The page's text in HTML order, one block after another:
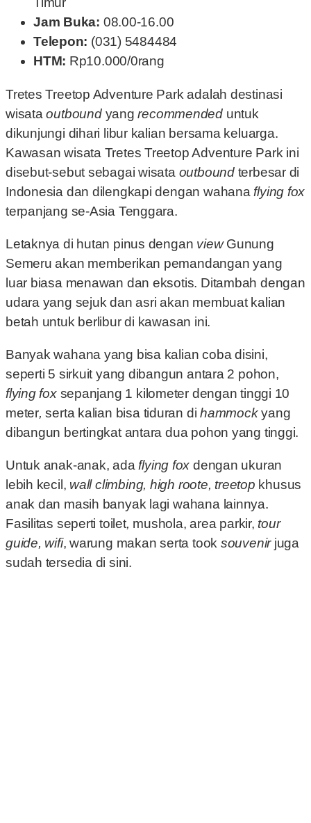
Jam Buka: 08.00-16.00
Telepon: (031) 5484484
HTM: Rp10.000/0rang
Tretes Treetop Adventure Park adalah destinasi
wisataoutbound yangrecommended untuk
dikunjungi dihari libur kalian bersama keluarga.
Kawasan wisata Tretes Treetop Adventure Park ini
disebut-sebut sebagai wisata outbound terbesar di
Indonesia dan dilengkapi dengan wahana flying fox
terpanjang se-Asia Tenggara.
Letaknya di hutan pinus dengan viewGunung
Semeru akan memberikan pemandangan yang
luar biasa menawan dan eksotis. Ditambah dengan
udara yang sejuk dan asri akan membuat kalian
betah untuk berlibur di kawasan ini.
Banyak wahana yang bisa kalian coba disini,
seperti 5 sirkuit yang dibangun antara 2 pohon,
flying fox sepanjang 1 kilometer dengan tinggi 10
meter,serta kalian bisa tiduran dihammockyang
dibangun bertingkat antara dua pohon yang tinggi.
Untuk anak-anak, ada flying fox dengan ukuran
lebih kecil, wall climbing, high roote, treetop khusus
anak dan masih banyak lagi wahana lainnya.
Fasilitas seperti toilet, mushola, area parkir, tour
guide, wifi, warung makan serta took souvenir juga
sudah tersedia di sini.